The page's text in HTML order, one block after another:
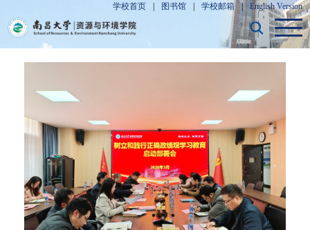
学校首页 图书馆 学校邮箱 English Version